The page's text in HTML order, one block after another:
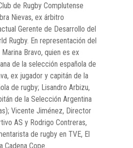
de Rugby Complutense
Nievas, ex árbitro
Gerente de Desarrollo del
Rugby. En representación del
Bravo, quien es ex
de la selección española de
ex jugador y capitán de la
de rugby; Lisandro Arbizu,
de la Selección Argentina
Vicente Jiménez, Director
AS y Rodrigo Contreras,
de rugby en TVE, El
Cadena Cope.